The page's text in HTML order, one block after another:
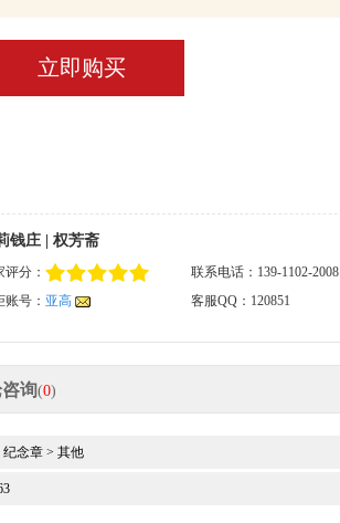
立即购买
钱庄 | 权芳斋
评分：
联系电话：139-1102-2008
账号： 亚高 客服QQ：120851
询(0)
纪念章 > 其他